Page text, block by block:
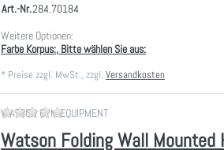
Art.-Nr.284.70184
Weitere Optionen:
Farbe Korpus:, Bitte wählen Sie aus:
* Preise zzgl. MwSt., zzgl. Versandkosten
WATSON GYM EQUIPMENTZu diesem Produkt liegen noch
Watson Folding Wall Mounted